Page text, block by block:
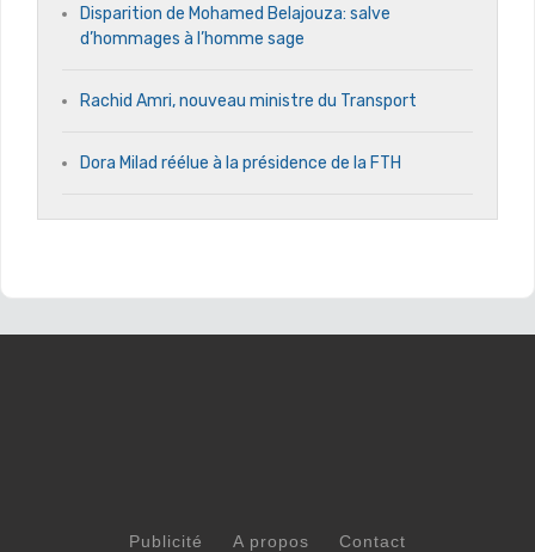
Disparition de Mohamed Belajouza: salve
d’hommages à l’homme sage
Rachid Amri, nouveau ministre du Transport
Dora Milad réélue à la présidence de la FTH
Publicité A propos Contact